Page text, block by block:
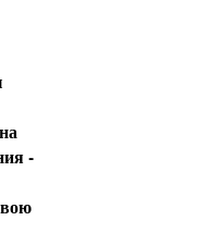
-